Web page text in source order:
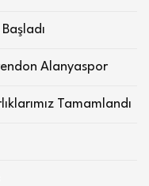
Alanyaspor
Tamamlandı